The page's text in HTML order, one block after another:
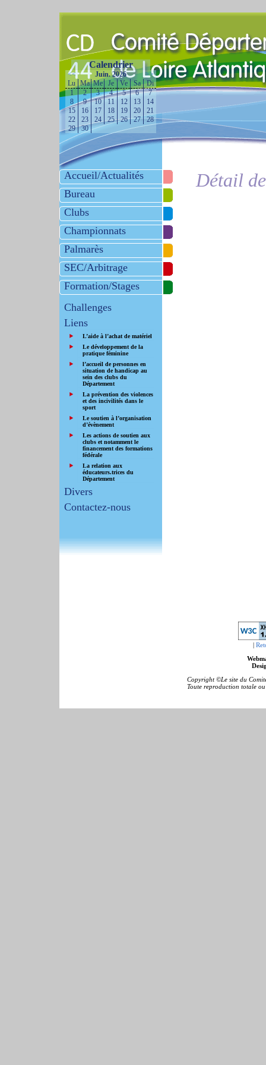
Calendrier
<< Juin. 2026
>>
Lu Ma Me Je Ve Sa
Di
1
2 3 4 5 6
7
8
9 10 11 12 13
14
15
16 17 18 19 20
21
22
23 24 25 26 27
28
29
30
Accueil/Actualités
Bureau
Clubs
Championnats
Palmarès
SEC/Arbitrage
Formation/Stages
Challenges
Liens
L’aide à l’achat de matériel
Le développement de la
pratique féminine
l’accueil de personnes en
situation de handicap au
sein des clubs du
Département
La prévention des violences
et des incivilités dans le
sport
Le soutien à l’organisation
d’évènement
Les actions de soutien aux
clubs et notamment le
financement des formations
fédérale
La relation aux
éducateurs.trices du
Département
Divers
Contactez-nous
Détail
|
Copyright ©Le site du
Toute reproduction totale